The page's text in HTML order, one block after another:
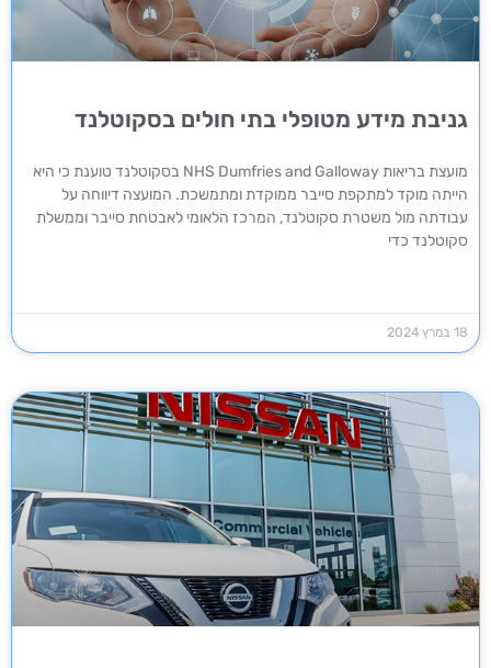
גניבת מידע מטופלי בתי חולים בסקוטלנד
מועצת בריאות NHS Dumfries and Galloway בסקוטלנד טוענת כי היא
הייתה מוקד למתקפת סייבר ממוקדת ומתמשכת. המועצה דיווחה על
עבודתה מול משטרת סקוטלנד, המרכז הלאומי לאבטחת סייבר וממשלת
סקוטלנד כדי
18 במרץ 2024